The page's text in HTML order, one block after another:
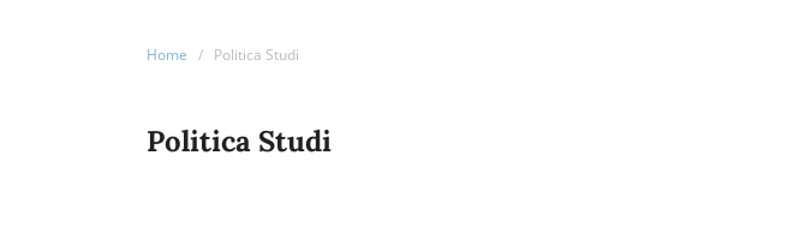
Home / Politica Studi
Politica Studi